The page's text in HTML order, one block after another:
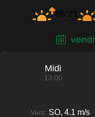
05:21
Midi
13:00
Vent: SO, 4.1 m/s